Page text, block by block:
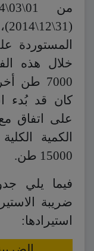
خلال هذه
7000
كان قد بُدء
على اتفاق مع
الكمية
15000 طن.
فيما يلي
ضريبة
استيرادها: